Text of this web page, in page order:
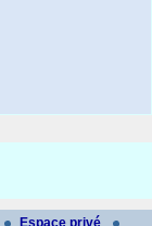
Espace privé